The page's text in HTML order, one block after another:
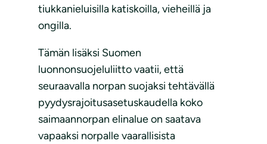
tiukkanieluisilla katiskoilla, vieheillä ja
ongilla.
Tämän lisäksi Suomen
luonnonsuojeluliitto vaatii, että
seuraavalla norpan suojaksi tehtävällä
pyydysrajoitusasetuskaudella koko
saimaannorpan elinalue on saatava
vapaaksi norpalle vaarallisista